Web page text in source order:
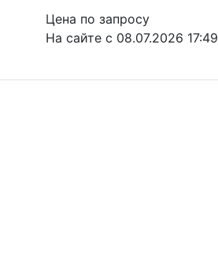
Цена по запросу
На сайте с 08.07.2026 17:49